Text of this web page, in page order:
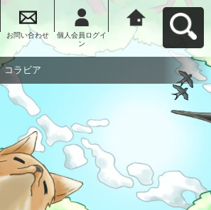
お問い合わせ
個人会員ログイ
ン
大府市民活動支
援サイト コラビ
アへ戻る
コラビア